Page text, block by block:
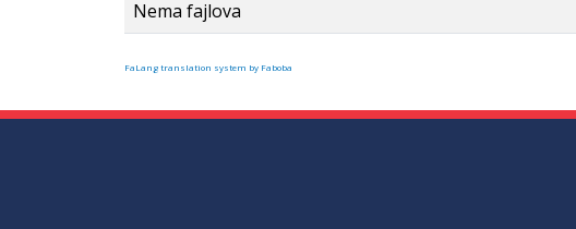
Nema fajlova
FaLang translation system by Faboba